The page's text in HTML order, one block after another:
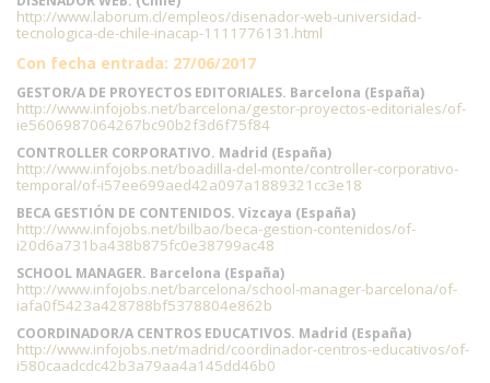
http://www.laborum.cl/empleos/disenador-web-universidad-
tecnologica-de-chile-inacap-1111776131.html
Con fecha entrada: 27/06/2017
GESTOR/A DE PROYECTOS EDITORIALES. Barcelona (España)
http://www.infojobs.net/barcelona/gestor-proyectos-editoriales/of-
ie5606987064267bc90b2f3d6f75f84
CONTROLLER CORPORATIVO. Madrid (España)
http://www.infojobs.net/boadilla-del-monte/controller-corporativo-
temporal/of-i57ee699aed42a097a1889321cc3e18
BECA GESTIÓN DE CONTENIDOS. Vizcaya (España)
http://www.infojobs.net/bilbao/beca-gestion-contenidos/of-
i20d6a731ba438b875fc0e38799ac48
SCHOOL MANAGER. Barcelona (España)
http://www.infojobs.net/barcelona/school-manager-barcelona/of-
iafa0f5423a428788bf5378804e862b
COORDINADOR/A CENTROS EDUCATIVOS. Madrid (España)
http://www.infojobs.net/madrid/coordinador-centros-educativos/of-
i580caadcdc42b3a79aa4a145dd46b0